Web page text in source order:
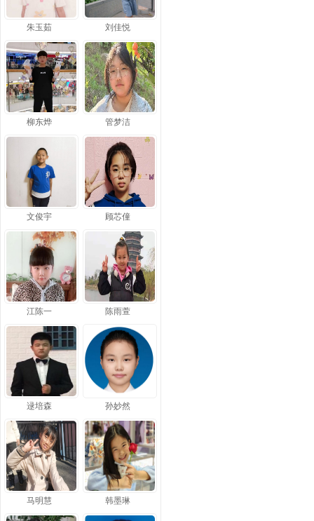
朱玉茹 刘佳悦
柳东烨 管梦洁
文俊宇 顾芯僮
江陈一 陈雨萱
逯培森 孙妙然
马明慧 韩墨琳